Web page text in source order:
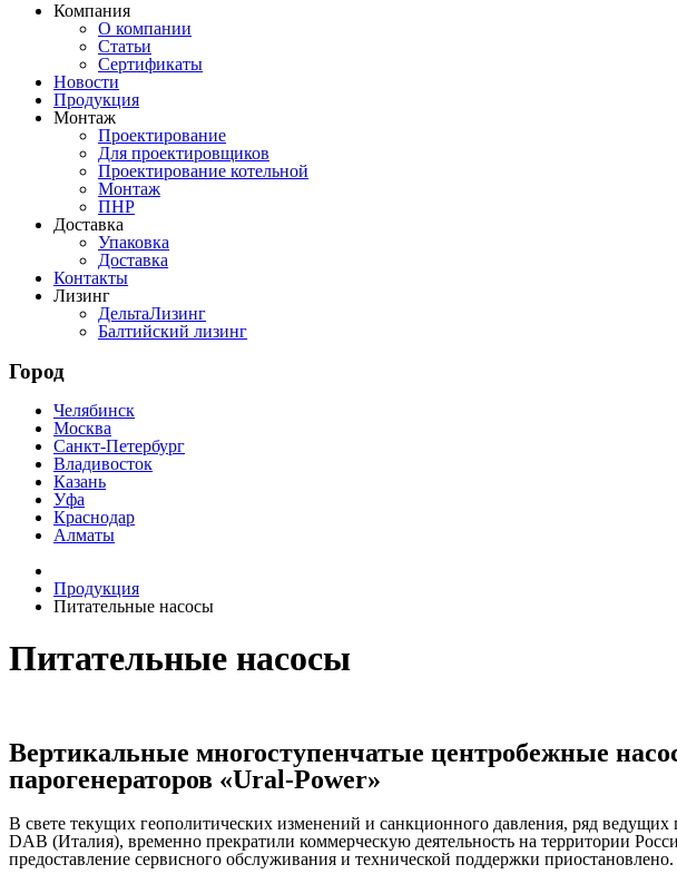
Компания
О компании
Статьи
Сертификаты
Новости
Продукция
Монтаж
Проектирование
Для проектировщиков
Проектирование котельной
Монтаж
ПНР
Доставка
Упаковка
Доставка
Контакты
Лизинг
ДельтаЛизинг
Балтийский лизинг
Город
Челябинск
Москва
Санкт-Петербург
Владивосток
Казань
Уфа
Краснодар
Алматы
Продукция
Питательные насосы
Питательные насосы
Вертикальные многоступенчатые центробежные
парогенераторов «Ural-Power»
В свете текущих геополитических изменений и санкционного давления, ряд
DAB (Италия), временно прекратили коммерческую деятельность на территории
предоставление сервисного обслуживания и технической поддержки приостановлено.